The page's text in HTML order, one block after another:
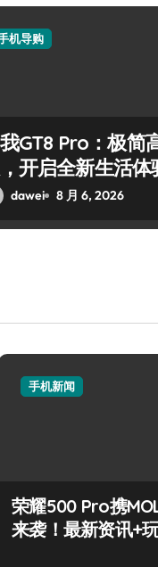
机导购
GT8 Pro：极简
开启全新生活体
dawei 8 月 6, 2026
手机新闻
荣耀500 Pro携
来袭！最新资讯+